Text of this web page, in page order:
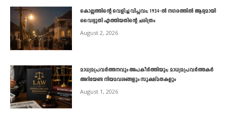
കൊല്ലത്തിന്റെ വെളിച്ച വിപ്ലവം; 1934-ൽ നഗരത്തിൽ ആദ്യമായി
വൈദ്യുതി എത്തിയതിന്റെ ചരിത്രം
August 2, 2026
മാധ്യമപ്രവർത്തനവും അപകീർത്തിയും; മാധ്യമപ്രവർത്തകർ
അറിയേണ്ട നിയമവശങ്ങളും സൂക്ഷ്മതകളും
August 1, 2026